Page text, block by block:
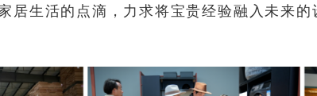
居生活的点滴，力求将宝贵经验融入未来